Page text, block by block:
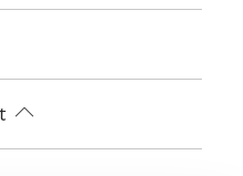
und privaten